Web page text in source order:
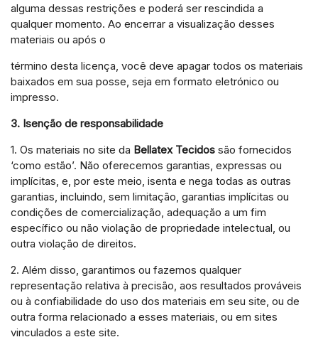
alguma dessas restrições e poderá ser rescindida a
qualquer momento. Ao encerrar a visualização desses
materiais ou após o
término desta licença, você deve apagar todos os materiais
baixados em sua posse, seja em formato eletrónico ou
impresso.
3. Isenção de responsabilidade
1. Os materiais no site da Bellatex Tecidos são fornecidos
‘como estão’. Não oferecemos garantias, expressas ou
implícitas, e, por este meio, isenta e nega todas as outras
garantias, incluindo, sem limitação, garantias implícitas ou
condições de comercialização, adequação a um fim
específico ou não violação de propriedade intelectual, ou
outra violação de direitos.
2. Além disso, garantimos ou fazemos qualquer
representação relativa à precisão, aos resultados prováveis
ou à confiabilidade do uso dos materiais em seu site, ou de
outra forma relacionado a esses materiais, ou em sites
vinculados a este site.